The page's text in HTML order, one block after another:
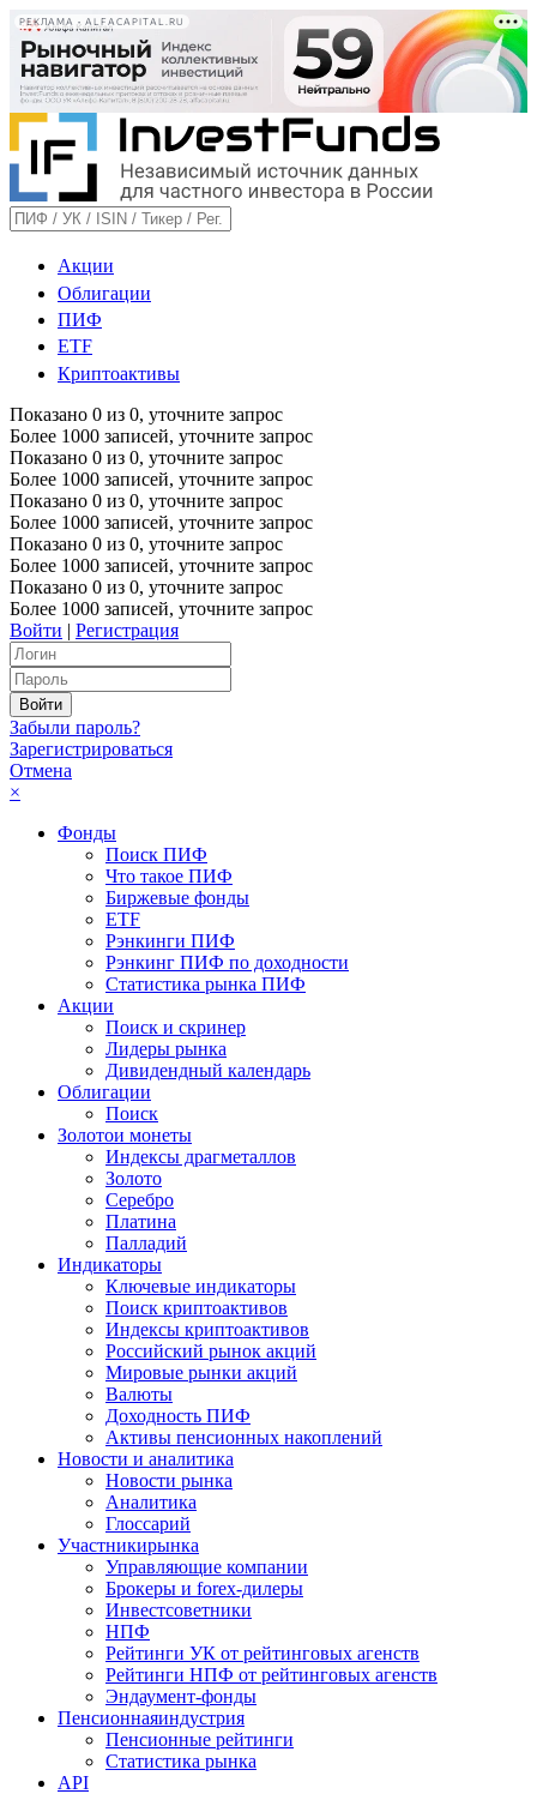
РЕКЛАМА • ALFACAPITAL.RU
Акции
Облигации
ПИФ
ETF
Криптоактивы
Показано 0 из 0, уточните запрос
Более 1000 записей, уточните запрос
Показано 0 из 0, уточните запрос
Более 1000 записей, уточните запрос
Показано 0 из 0, уточните запрос
Более 1000 записей, уточните запрос
Показано 0 из 0, уточните запрос
Более 1000 записей, уточните запрос
Показано 0 из 0, уточните запрос
Более 1000 записей, уточните запрос
Войти | Регистрация
Забыли пароль?
Зарегистрироваться
Отмена
×
Фонды
Поиск ПИФ
Что такое ПИФ
Биржевые фонды
ETF
Рэнкинги ПИФ
Рэнкинг ПИФ по доходности
Статистика рынка ПИФ
Акции
Поиск и скринер
Лидеры рынка
Дивидендный календарь
Облигации
Поиск
Золотои монеты
Индексы драгметаллов
Золото
Серебро
Платина
Палладий
Индикаторы
Ключевые индикаторы
Поиск криптоактивов
Индексы криптоактивов
Российский рынок акций
Мировые рынки акций
Валюты
Доходность ПИФ
Активы пенсионных накоплений
Новости и аналитика
Новости рынка
Аналитика
Глоссарий
Участникирынка
Управляющие компании
Брокеры и forex-дилеры
Инвестсоветники
НПФ
Рейтинги УК от рейтинговых агенств
Рейтинги НПФ от рейтинговых агенств
Эндаумент-фонды
Пенсионнаяиндустрия
Пенсионные рейтинги
Статистика рынка
API